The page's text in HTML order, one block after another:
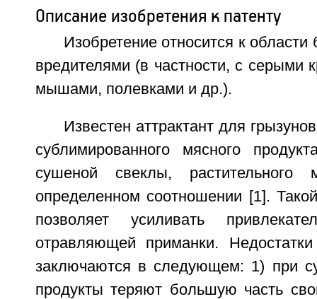
Описание изобретения к патенту
Изобретение относится к
вредителями (в частности, с
мышами, полевками и др.).
Известен аттрактант для
сублимированного мясного
сушеной свеклы,
определенном соотношении [1].
позволяет усиливать
отравляющей приманки. Недостатки
заключаются в следующем: 1) при
продукты теряют большую часть